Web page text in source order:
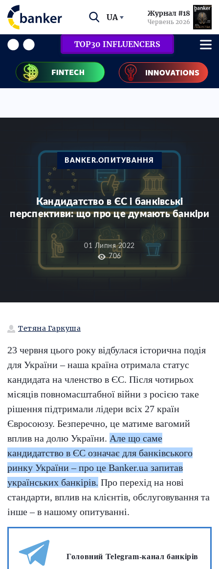
UA Журнал #18
Червень 2026
TOP30 INFLUENCERS
BANKER.ОПИТУВАННЯ
Кандидатство в ЄС і банківські
перспективи: що про це думають банкіри
01 Липня 2022
706
Тетяна Гаркуша
23 червня цього року відбулася історична подія
для України – наша країна отримала статус
кандидата на членство в ЄС. Після чотирьох
місяців повномасштабної війни з росією таке
рішення підтримали лідери всіх 27 країн
Євросоюзу. Безперечно, це матиме вагомий
вплив на долю України. Але що саме
кандидатство в ЄС означає для банківського
ринку України – про це Banker.ua запитав
українських банкірів. Про перехід на нові
стандарти, вплив на клієнтів, обслуговування та
інше – в нашому опитуванні.
Головний Telegram-канал банкірів